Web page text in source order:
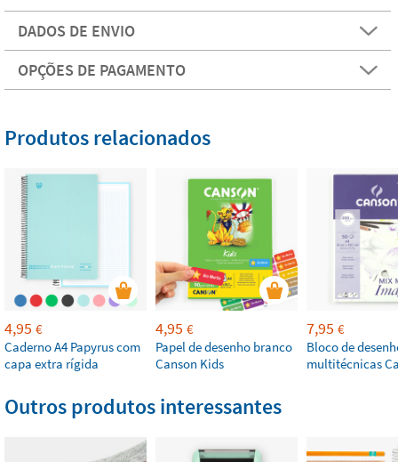
DADOS DE ENVIO
OPÇÕES DE PAGAMENTO
Produtos relacionados
4,95 €
Caderno A4 Papyrus com
capa extra rígida
4,95 €
Papel de desenho branco
Canson Kids
7,95 €
Bloco de
multitécnicas
Outros produtos interessantes